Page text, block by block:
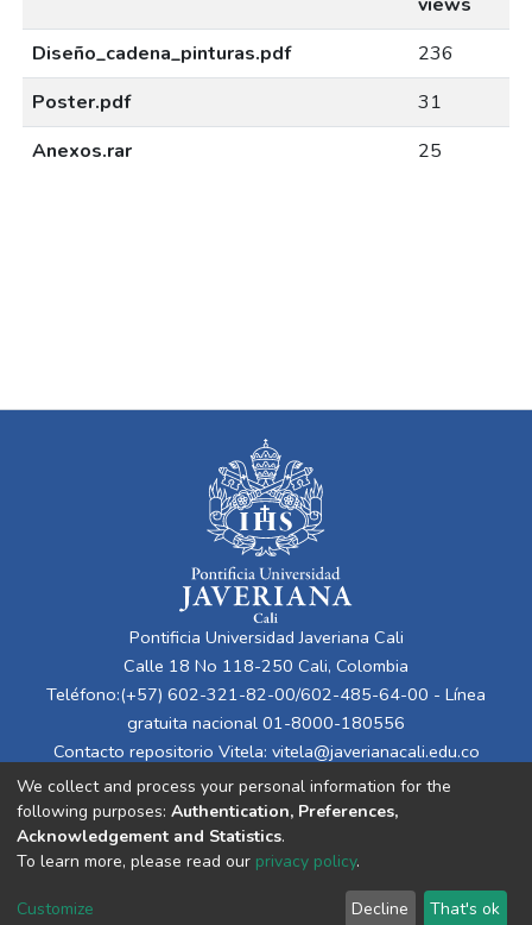
Diseño_cadena_pinturas.pdf
236
Poster.pdf
31
Anexos.rar
25
Pontificia Universidad Javeriana Cali
Calle 18 No 118-250 Cali, Colombia
Teléfono:(+57) 602-321-82-00/602-485-64-00 - Línea
gratuita nacional 01-8000-180556
Contacto repositorio Vitela: vitela@javerianacali.edu.co
We collect and process your personal information for the
following purposes: Authentication, Preferences,
Acknowledgement and Statistics.
To learn more, please read our privacy policy.
Customize Decline That's ok